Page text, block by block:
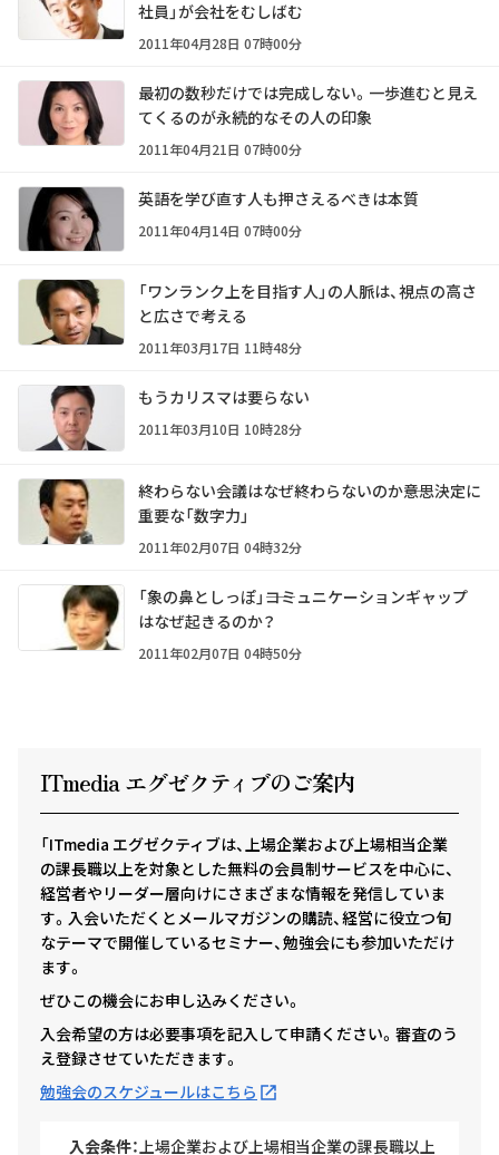
社員」が会社をむしばむ
2011年04月28日 07時00分
最初の数秒だけでは完成しない。一歩進むと見え
てくるのが永続的なその人の印象
2011年04月21日 07時00分
英語を学び直す人も押さえるべきは本質
2011年04月14日 07時00分
「ワンランク上を目指す人」の人脈は、視点の高さ
と広さで考える
2011年03月17日 11時48分
もうカリスマは要らない
2011年03月10日 10時28分
終わらない会議はなぜ終わらないのか――意思決定に
重要な「数字力」
2011年02月07日 04時32分
「象の鼻としっぽ」――コミュニケーションギャップ
はなぜ起きるのか？
2011年02月07日 04時50分
ITmedia エグゼクティ ブのご案内
「ITmedia エグゼクティブは、上場企業および上場相当企業
の課長職以上を対象とした無料の会員制サービスを中心に、
経営者やリーダー層向けにさまざまな情報を発信していま
す。入会いただくとメールマガジンの購読、経営に役立つ旬
なテーマで開催しているセミナー、勉強会にも参加いただけ
ます。
ぜひこの機会にお申し込みください。
入会希望の方は必要事項を記入して申請ください。審査のう
え登録させていただきます。
勉強会のスケジュールはこちら
入会条件：上場企業および上場相当企業の課長職以上